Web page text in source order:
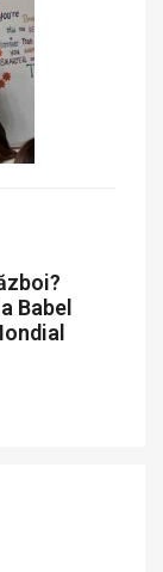
Babel